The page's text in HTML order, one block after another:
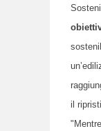
il
" M